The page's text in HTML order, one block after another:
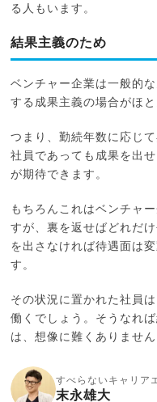
る人もいます。
結果主義のため
ベンチャー企業は一般的
する成果主義の場合がほと
つまり、勤続年数に応じ
社員であっても成果を出
が期待できます。
もちろんこれはベンチャ
すが、裏を返せばどれだ
を出さなければ待遇面は
す。
その状況に置かれた社員
働くでしょう。そうなれ
は、想像に難くありません
すべらないキャリア
末永雄大